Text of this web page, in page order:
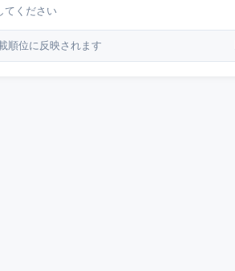
てください
順位に反映されます